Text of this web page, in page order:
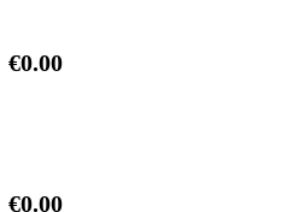
€0.00
€0.00